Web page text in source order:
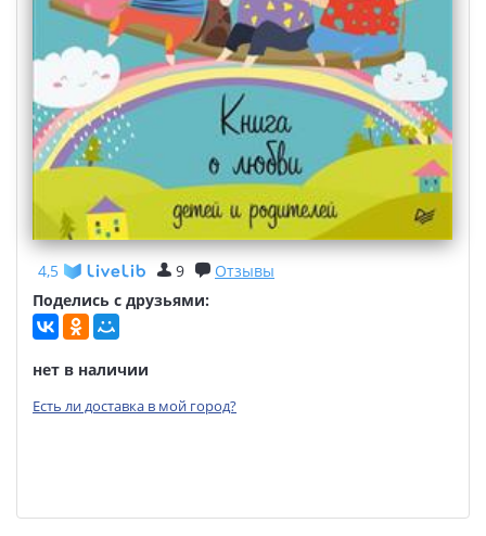
4,5 9
Отзывы
Поделись с друзьями:
нет в наличии
Есть ли доставка в мой город?